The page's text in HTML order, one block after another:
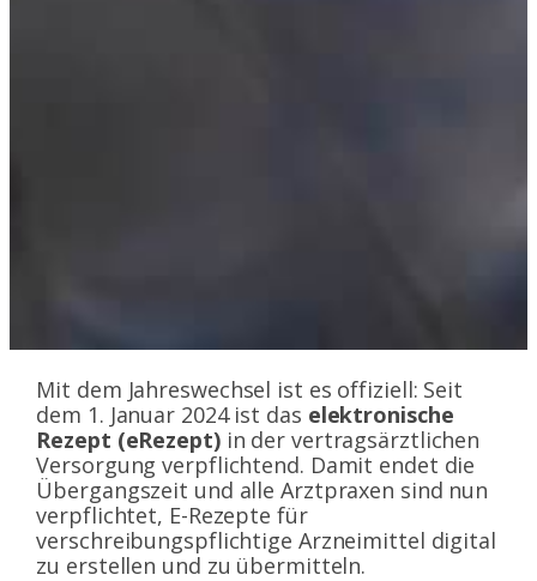
Mit dem Jahreswechsel ist es offiziell: Seit
dem 1. Januar 2024 ist das elektronische
Rezept (eRezept)in der vertragsärztlichen
Versorgung verpflichtend. Damit endet die
Übergangszeit und alle Arztpraxen sind nun
verpflichtet, E-Rezepte für
verschreibungspflichtige Arzneimittel digital
zu erstellen und zu übermitteln.